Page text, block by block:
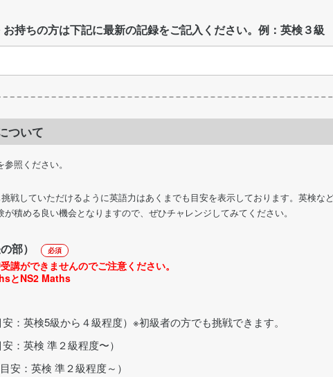
持ちの方は下記に最新の記録をご記入ください。例：英検３級
ついて
照ください。
戦していただけるように英語力はあくまでも目安を表示しております。英検な
積める良い機会となりますので、ぜひチャレンジしてみてください。
部） 必須
講ができませんのでご注意ください。
とNS2 Maths
：英検5級から４級程度）※初級者の方でも挑戦できます。
：英検 準２級程度〜）
安：英検 準２級程度～）